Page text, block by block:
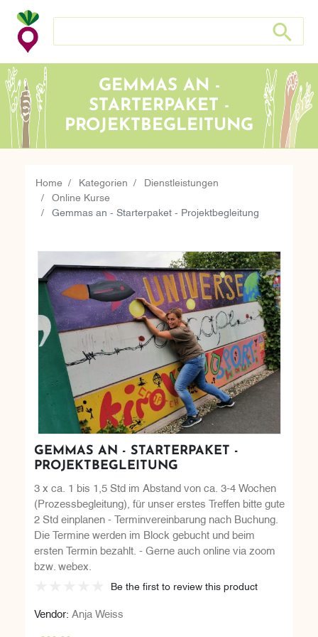
Search
GEMMAS AN -
STARTERPAKET -
PROJEKTBEGLEITUNG
Home Kategorien Dienstleistungen
Online Kurse
Gemmas an - Starterpaket - Projektbegleitung
GEMMAS AN - STARTERPAKET -
PROJEKTBEGLEITUNG
3 x ca. 1 bis 1,5 Std im Abstand von ca. 3-4 Wochen
(Prozessbegleitung), für unser erstes Treffen bitte gute
2 Std einplanen - Terminvereinbarung nach Buchung.
Die Termine werden im Block gebucht und beim
ersten Termin bezahlt. - Gerne auch online via zoom
bzw. webex.
Be the first to review this product
Vendor: Anja Weiss